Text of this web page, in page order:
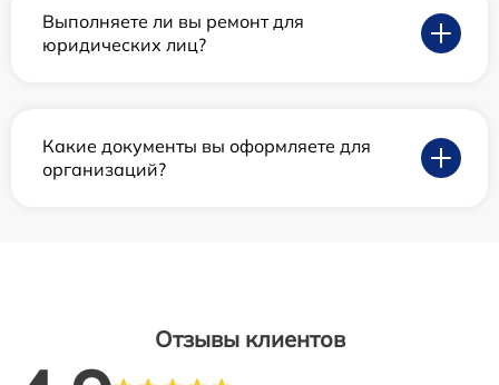
Выполняете ли вы ремонт для
юридических лиц?
Какие документы вы оформляете для
организаций?
Отзывы клиентов